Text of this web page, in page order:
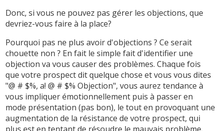
Donc, si vous ne pouvez pas gérer les objections, que
devriez-vous faire à la place?
Pourquoi pas ne plus avoir d'objections ? Ce serait
chouette non ? En fait le simple fait d'identifier une
objection va vous causer des problèmes. Chaque fois
que votre prospect dit quelque chose et vous vous dites
"@ # $%, a! @ # $% Objection", vous aurez tendance à
vous impliquer émotionnellement puis à passer en
mode présentation (pas bon), le tout en provoquant une
augmentation de la résistance de votre prospect, qui